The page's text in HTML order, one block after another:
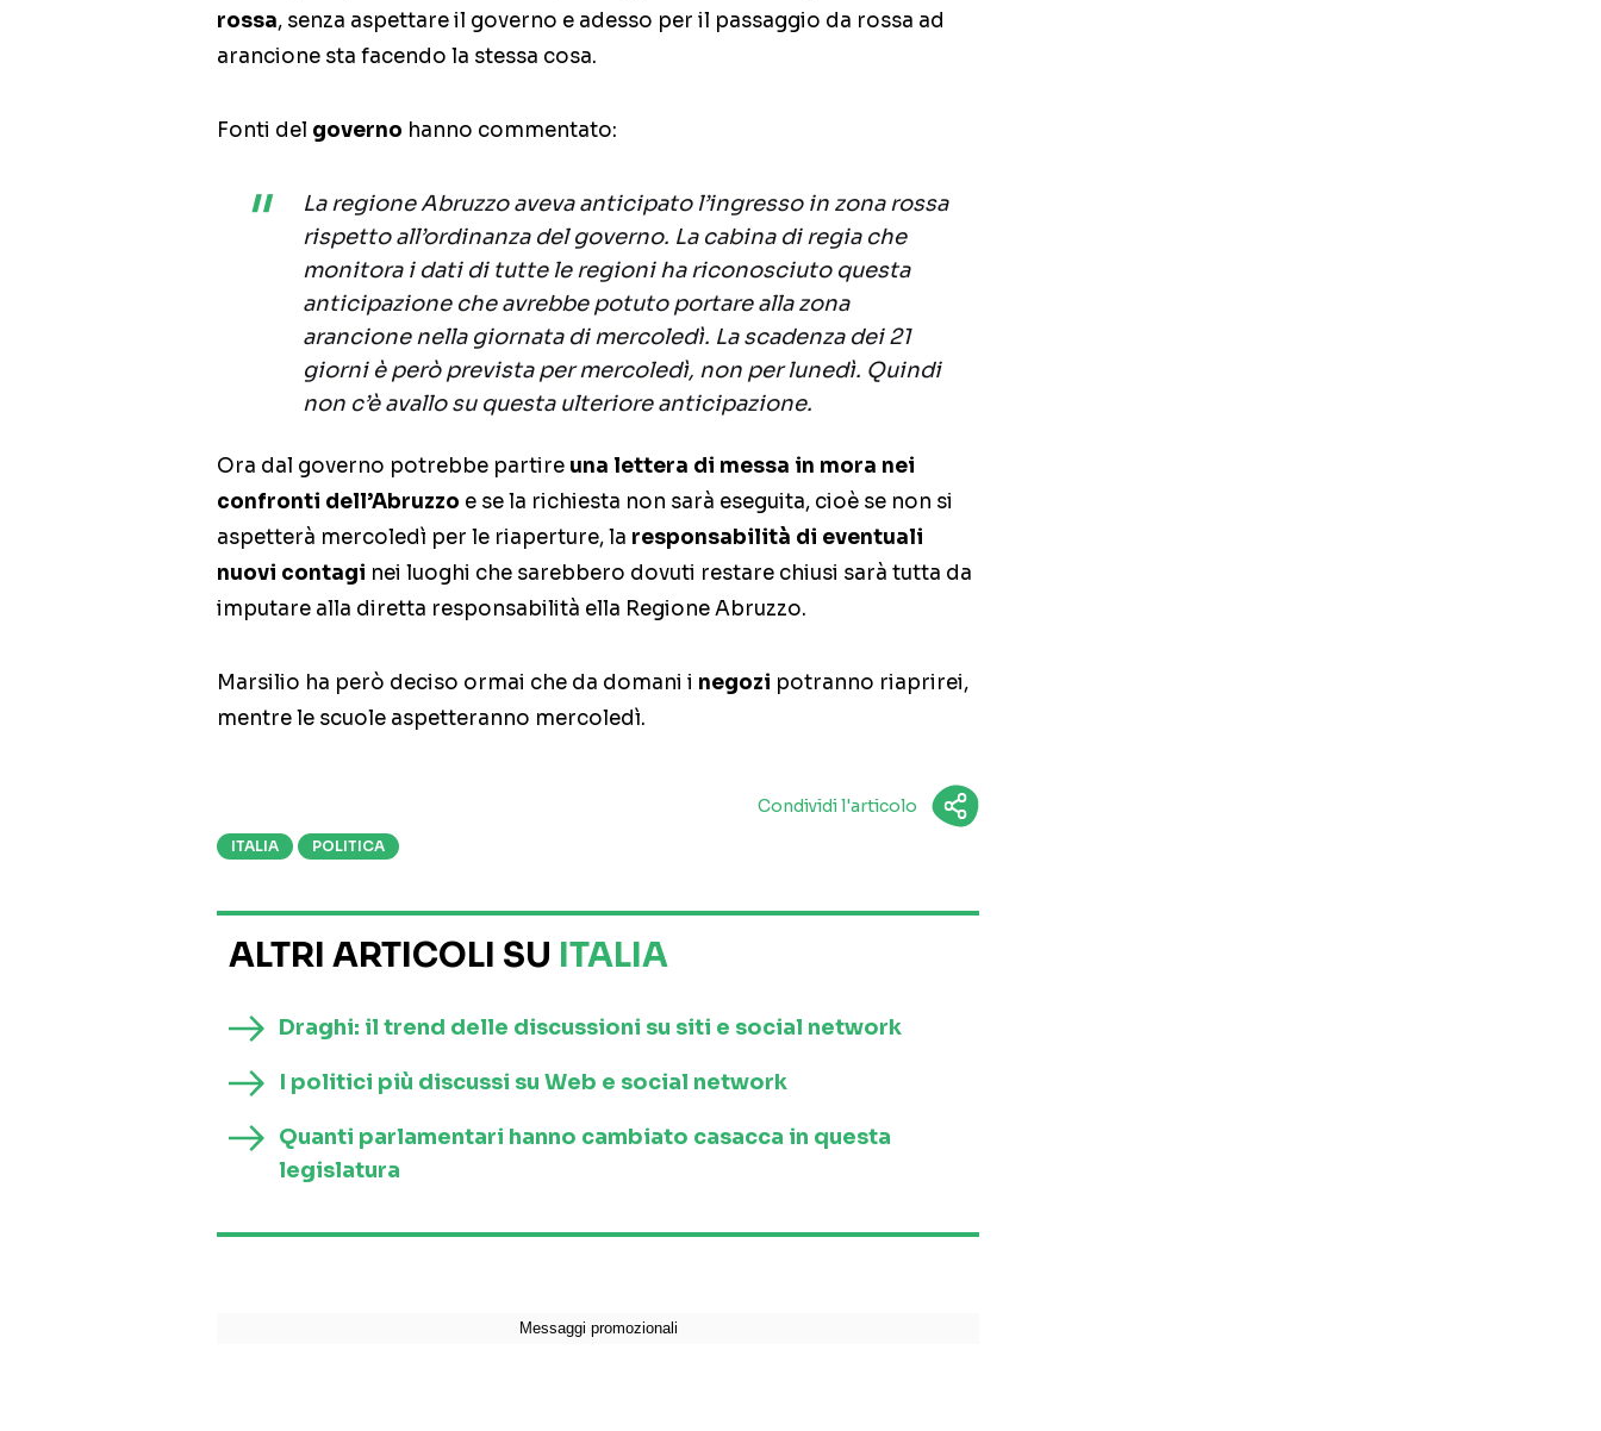
rossa, senza aspettare il governo e adesso per il passaggio da rossa ad
arancione sta facendo la stessa cosa.
Fonti del governo hanno commentato:
La regione Abruzzo aveva anticipato l’ingresso in zona rossa
rispetto all’ordinanza del governo. La cabina di regia che
monitora i dati di tutte le regioni ha riconosciuto questa
anticipazione che avrebbe potuto portare alla zona
arancione nella giornata di mercoledì. La scadenza dei 21
giorni è però prevista per mercoledì, non per lunedì. Quindi
non c’è avallo su questa ulteriore anticipazione.
Ora dal governo potrebbe partire una lettera di messa in mora nei
confronti dell’Abruzzo e se la richiesta non sarà eseguita, cioè se non si
aspetterà mercoledì per le riaperture, la responsabilità di eventuali
nuovi contagi nei luoghi che sarebbero dovuti restare chiusi sarà tutta da
imputare alla diretta responsabilità ella Regione Abruzzo.
Marsilio ha però deciso ormai che da domani i negozi potranno riaprirei,
mentre le scuole aspetteranno mercoledì.
Condividi l'articolo
ITALIA POLITICA
ALTRI ARTICOLI SU ITALIA
Draghi: il trend delle discussioni su siti e social network
I politici più discussi su Web e social network
Quanti parlamentari hanno cambiato casacca in questa
legislatura